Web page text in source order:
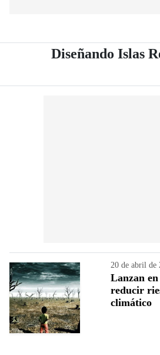
Diseñando Islas
20 de abril de
Lanzan
reducir
climático